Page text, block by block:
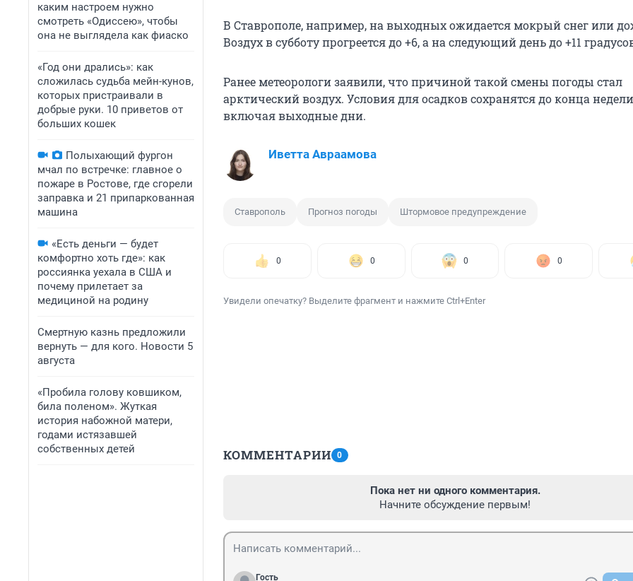
каким настроем нужно
смотреть «Одиссею», чтобы
она не выглядела как фиаско
«Год они дрались»: как
сложилась судьба мейн-кунов,
которых пристраивали в
добрые руки. 10 приветов от
больших кошек
Полыхающий фургон
мчал по встречке: главное о
пожаре в Ростове, где сгорели
заправка и 21 припаркованная
машина
«Есть деньги — будет
комфортно хоть где»: как
россиянка уехала в США и
почему прилетает за
медициной на родину
Смертную казнь предложили
вернуть — для кого. Новости 5
августа
«Пробила голову ковшиком,
била поленом». Жуткая
история набожной матери,
годами истязавшей
собственных детей
В Ставрополе, например, на выходных ожидается мокрый снег или
Воздух в субботу прогреется до +6, а на следующий день до +11
Ранее метеорологи заявили, что причиной такой смены погоды стал
арктический воздух. Условия для осадков сохранятся до конца
включая выходные дни.
Иветта Авраамова
Ставрополь Прогноз погоды Штормовое предупреждение
0 0 0 0
Увидели опечатку? Выделите фрагмент и нажмите Ctrl+Enter
КОММЕНТАРИИ 0
Пока нет ни одного комментария.
Начните обсуждение первым!
Гость